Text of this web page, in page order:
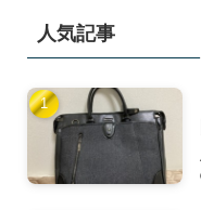
人気記事